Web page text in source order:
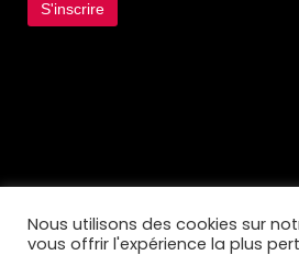
Nous utilisons des cookies sur
vous offrir l'expérience la plus